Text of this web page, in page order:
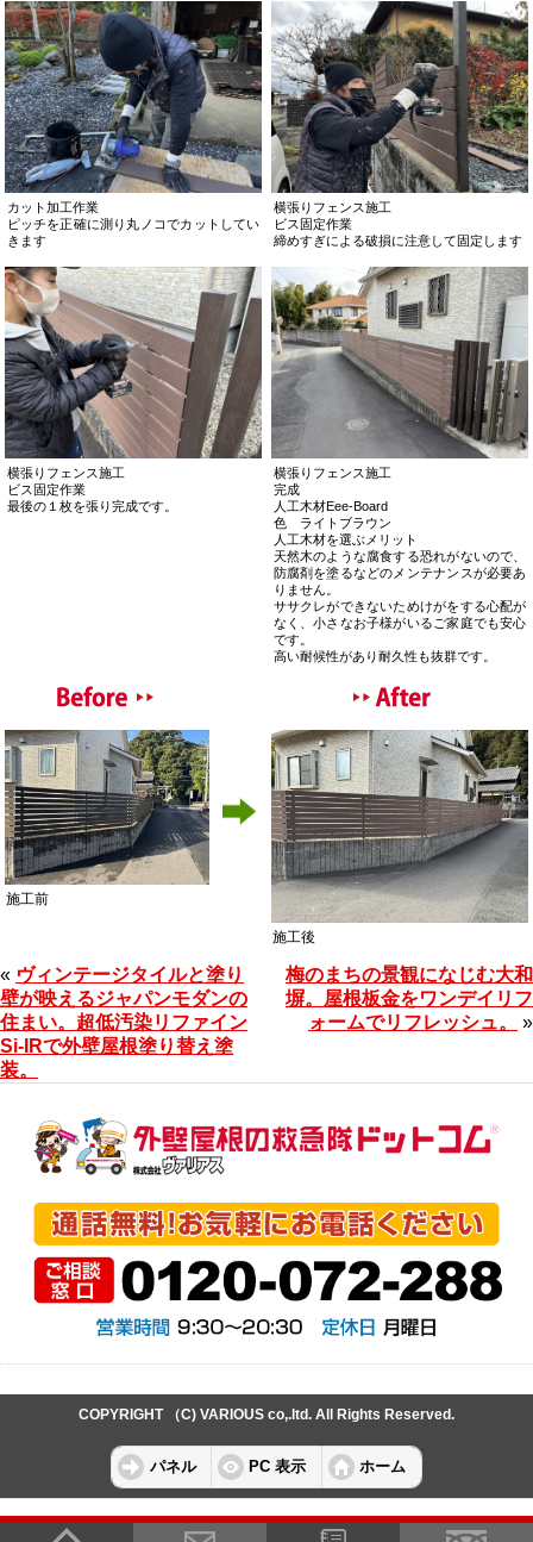
カット加工作業
ピッチを正確に測り丸ノコでカットしてい
きます
横張りフェンス施工
ビス固定作業
締めすぎによる破損に注意して固定します
横張りフェンス施工
ビス固定作業
最後の１枚を張り完成です。
横張りフェンス施工
完成
人工木材Eee-Board
色 ライトブラウン
人工木材を選ぶメリット
天然木のような腐食する恐れがないので、
防腐剤を塗るなどのメンテナンスが必要あ
りません。
ササクレができないためけがをする心配が
なく、小さなお子様がいるご家庭でも安心
です。
高い耐候性があり耐久性も抜群です。
施工前
施工後
« ヴィンテージタイルと塗り
壁が映えるジャパンモダンの
住まい。超低汚染リファイン
Si-IRで外壁屋根塗り替え塗
装。
梅のまちの景観になじむ大和
塀。屋根板金をワンデイリフ
ォームでリフレッシュ。
»
COPYRIGHT （C) VARIOUS co,.ltd. All Rights Reserved.
パネル PC 表示 ホーム